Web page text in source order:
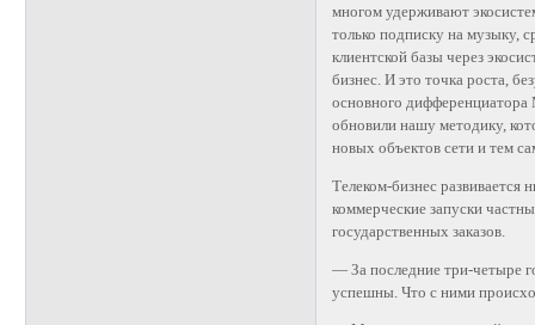
многом удерживают
только подписку на музыку,
клиентской базы через
бизнес. И это точка роста,
основного
обновили нашу методику,
новых объектов сети и тем
Телеком-бизнес развивается
коммерческие запуски
государственных заказов.
— За последние три-четыре
успешны. Что с ними